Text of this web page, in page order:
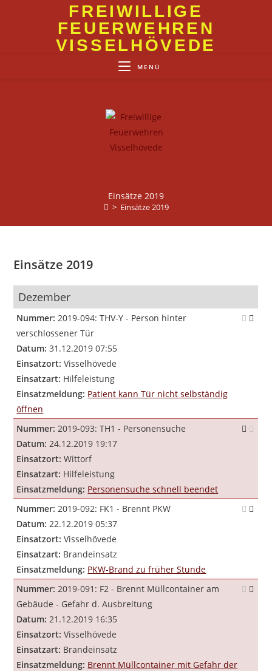
FREIWILLIGE
FEUERWEHREN
VISSELHÖVEDE
MENÜ
Einsätze 2019
> Einsätze 2019
Einsätze 2019
Dezember
Nummer: 2019-094: THV-Y - Person hinter
verschlossener Tür
Datum: 31.12.2019 07:55
Einsatzort: Visselhövede
Einsatzart: Hilfeleistung
Einsatzmeldung: Patient kann Tür nicht selbständig
öffnen
Nummer: 2019-093: TH1 - Personensuche
Datum: 24.12.2019 19:17
Einsatzort: Wittorf
Einsatzart: Hilfeleistung
Einsatzmeldung: Personensuche schnell beendet
Nummer: 2019-092: FK1 - Brennt PKW
Datum: 22.12.2019 05:37
Einsatzort: Visselhövede
Einsatzart: Brandeinsatz
Einsatzmeldung: PKW-Brand zu früher Stunde
Nummer: 2019-091: F2 - Brennt Müllcontainer am
Gebäude - Gefahr d. Ausbreitung
Datum: 21.12.2019 16:35
Einsatzort: Visselhövede
Einsatzart: Brandeinsatz
Einsatzmeldung: Brennt Müllcontainer mit Gefahr der